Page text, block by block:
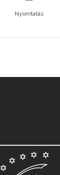
Nyomtatás